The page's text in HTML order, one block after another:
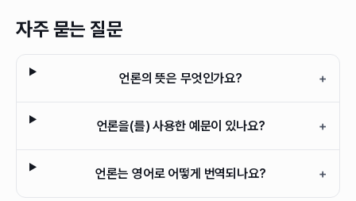
자주 묻는 질문
언론의 뜻은 무엇인가요? +
언론을(를) 사용한 예문이 있나요? +
언론는 영어로 어떻게 번역되나요? +